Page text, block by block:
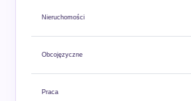
Nieruchomości
Obcojęzyczne
Praca